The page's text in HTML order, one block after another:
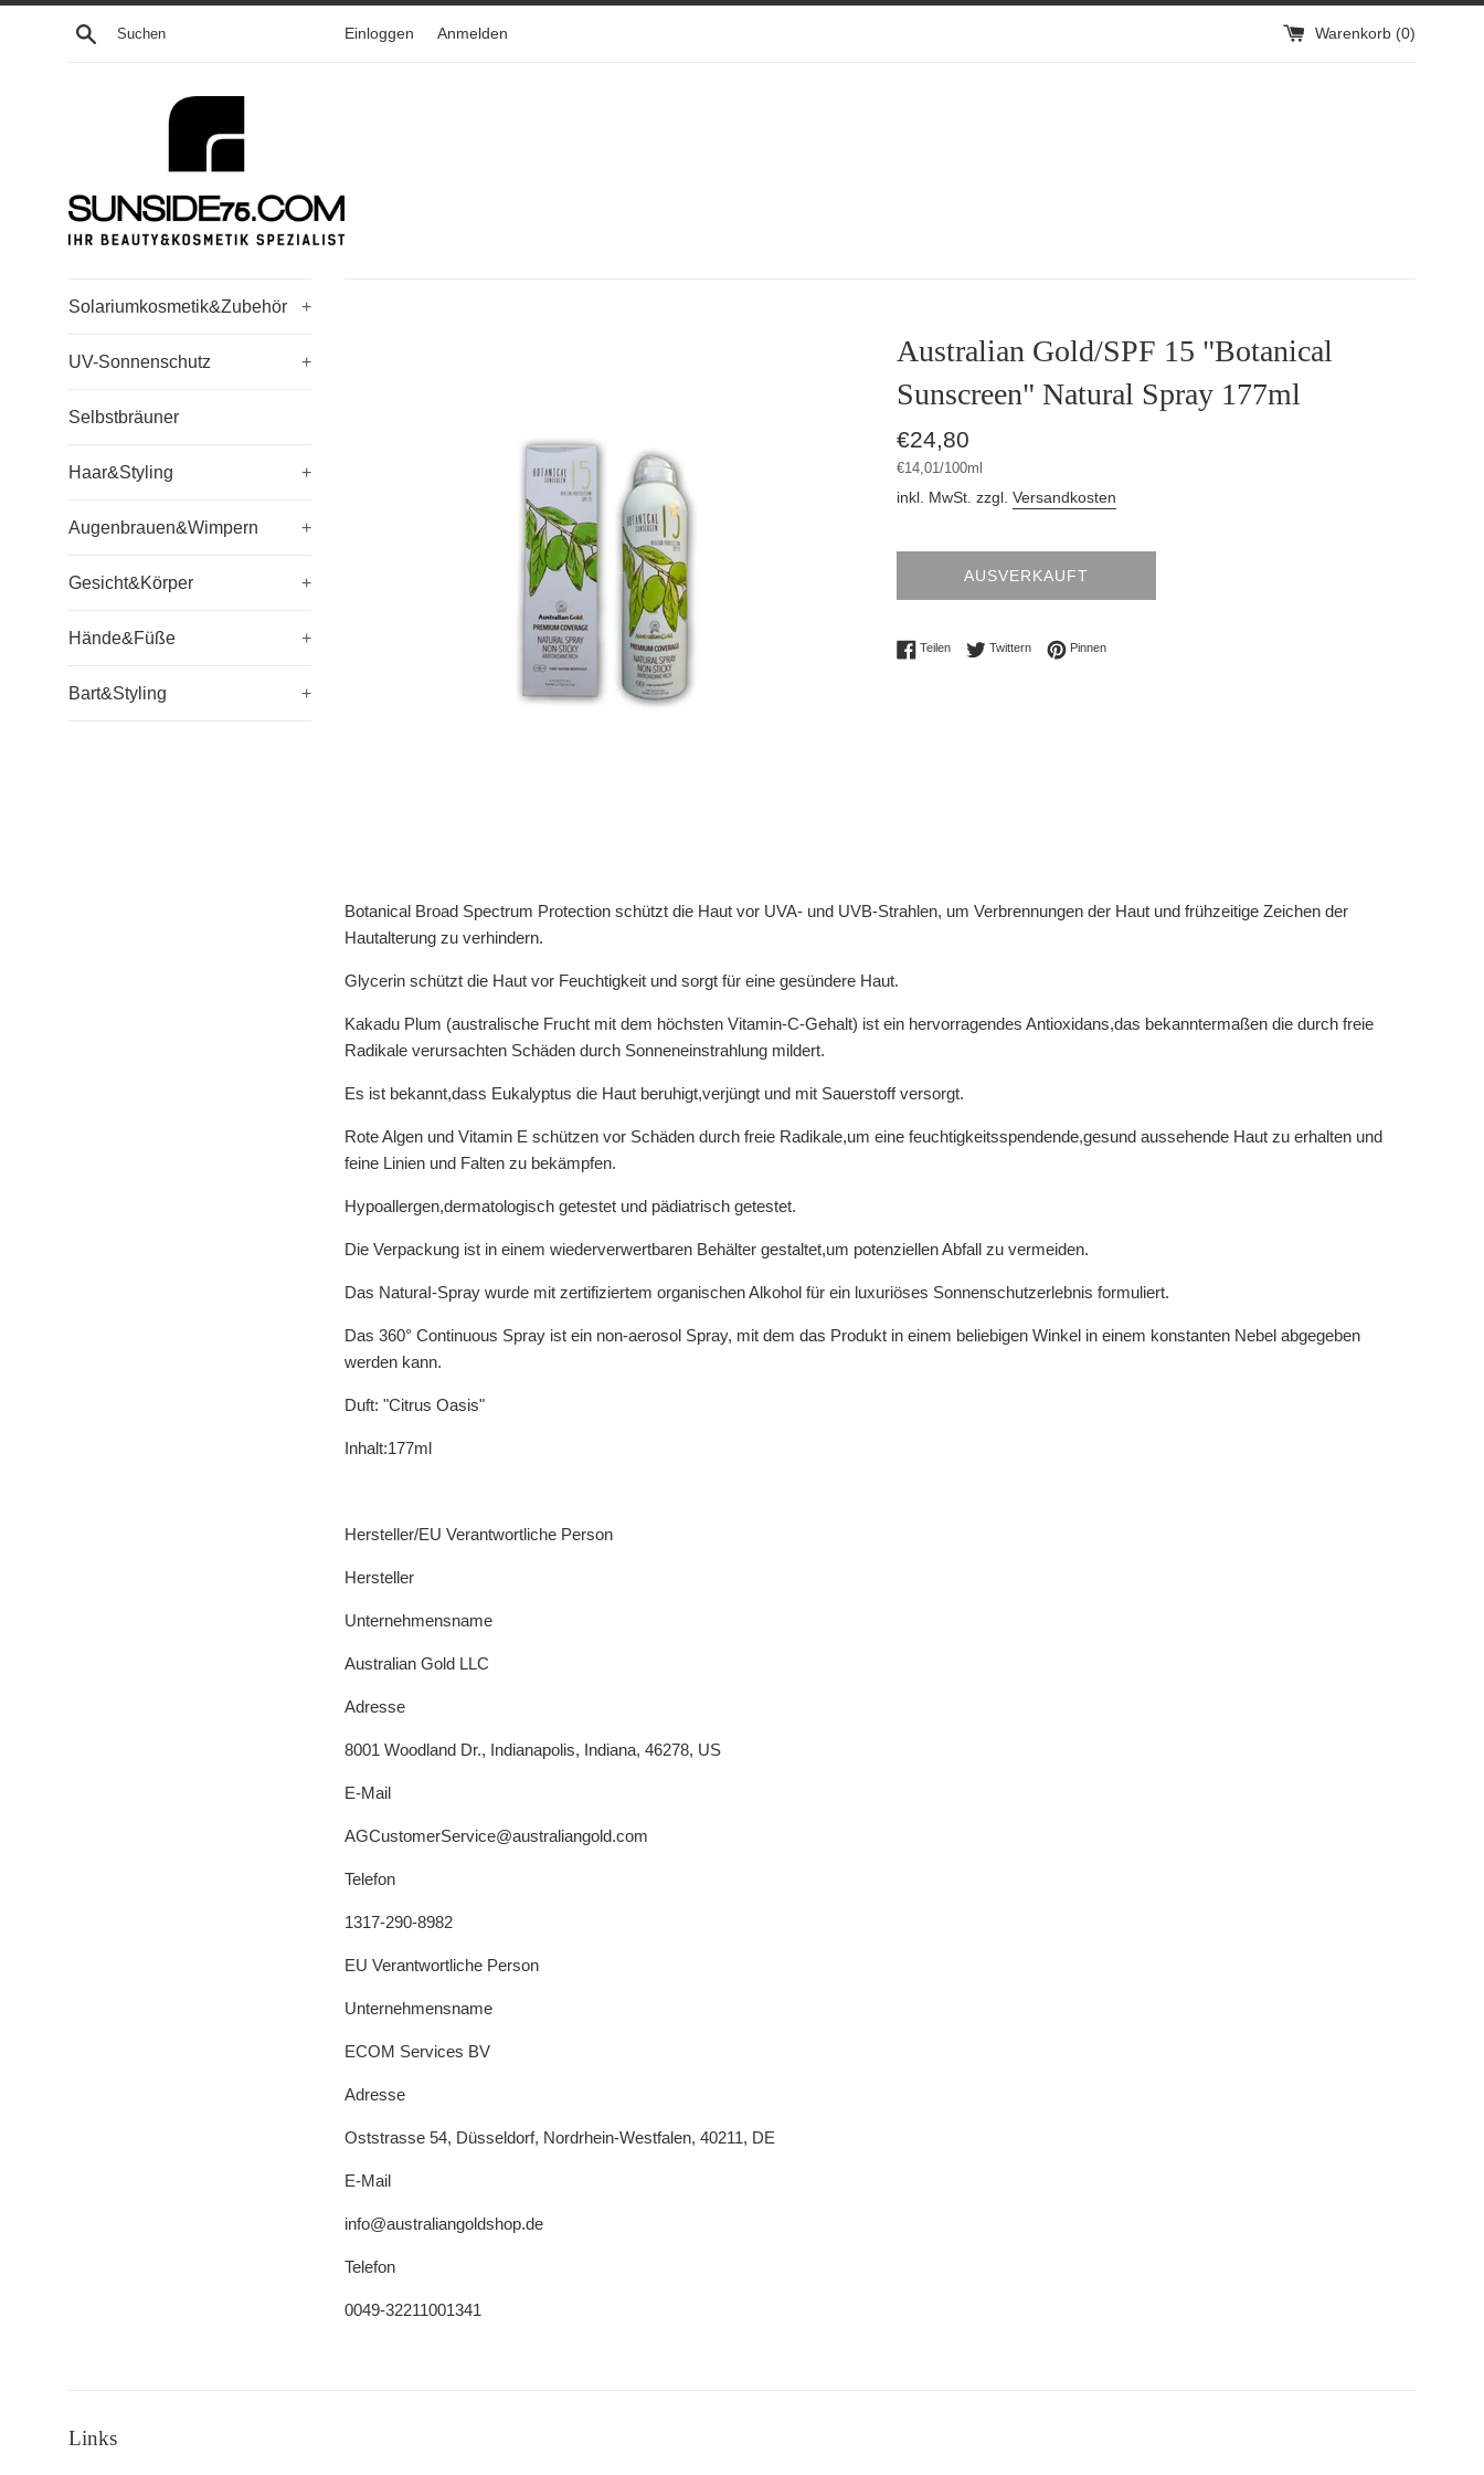
Direkt
Suchen Einloggen Anmelden Warenkorb (0)
Solariumkosmetik&Zubehör +
UV-Sonnenschutz +
Selbstbräuner
Haar&Styling +
Augenbrauen&Wimpern +
Gesicht&Körper +
Hände&Füße +
Bart&Styling +
Australian Gold/SPF 15 "Botanical
Sunscreen" Natural Spray 177ml
Normaler
Preis
€24,80
Stückpreis
€14,01/pro
100ml
inkl. MwSt. zzgl. Versandkosten
AUSVERKAUFT
TeilenAuf Facebook teilen
TwitternAuf Twitter twittern
PinnenAuf Pinterest pinnen
Botanical Broad Spectrum Protection schützt die Haut vor UVA- und UVB-Strahlen, um Verbrennungen der Haut und frühzeitige Zeichen der
Hautalterung zu verhindern.
Glycerin schützt die Haut vor Feuchtigkeit und sorgt für eine gesündere Haut.
Kakadu Plum (australische Frucht mit dem höchsten Vitamin-C-Gehalt) ist ein hervorragendes Antioxidans,das bekanntermaßen die durch freie
Radikale verursachten Schäden durch Sonneneinstrahlung mildert.
Es ist bekannt,dass Eukalyptus die Haut beruhigt,verjüngt und mit Sauerstoff versorgt.
Rote Algen und Vitamin E schützen vor Schäden durch freie Radikale,um eine feuchtigkeitsspendende,gesund aussehende Haut zu erhalten und
feine Linien und Falten zu bekämpfen.
Hypoallergen,dermatologisch getestet und pädiatrisch getestet.
Die Verpackung ist in einem wiederverwertbaren Behälter gestaltet,um potenziellen Abfall zu vermeiden.
Das NaturaI-Spray wurde mit zertifiziertem organischen Alkohol für ein luxuriöses Sonnenschutzerlebnis formuliert.
Das 360° Continuous Spray ist ein non-aerosol Spray, mit dem das Produkt in einem beliebigen Winkel in einem konstanten Nebel abgegeben
werden kann.
Duft: "Citrus Oasis"
Inhalt:177ml
Hersteller/EU Verantwortliche Person
Hersteller
Unternehmensname
Australian Gold LLC
Adresse
8001 Woodland Dr., Indianapolis, Indiana, 46278, US
E-Mail
AGCustomerService@australiangold.com
Telefon
1317-290-8982
EU Verantwortliche Person
Unternehmensname
ECOM Services BV
Adresse
Oststrasse 54, Düsseldorf, Nordrhein-Westfalen, 40211, DE
E-Mail
info@australiangoldshop.de
Telefon
0049-32211001341
Links